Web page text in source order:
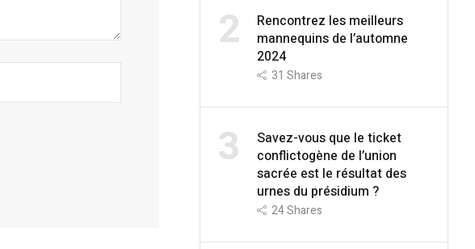
2
Rencontrez les meilleurs
mannequins de l’automne
2024
31 Shares
3
Savez-vous que le ticket
conflictogène de l’union
sacrée est le résultat des
urnes du présidium ?
24Shares